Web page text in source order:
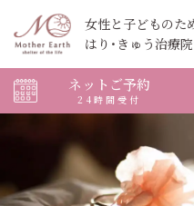
女性と子どものた
はり･きゅう治療
ネットご予約
24時間受付